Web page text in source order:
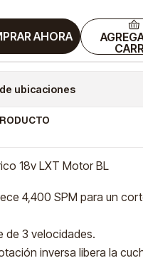
AHORA
ubicaciones
18v LXT Motor BL
4,400 SPM para un
de 3 velocidades.
inversa libera la